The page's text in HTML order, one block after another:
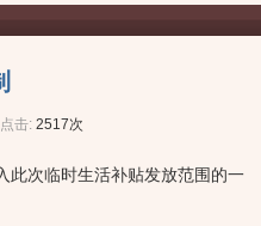
点击: 2517次
次临时生活补贴发放范围的一